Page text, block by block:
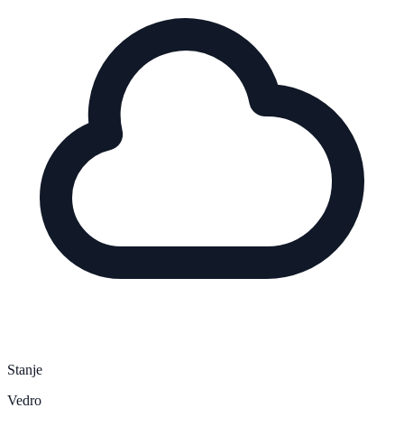
Stanje
Vedro